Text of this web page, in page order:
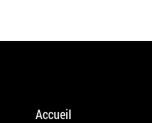
Accueil